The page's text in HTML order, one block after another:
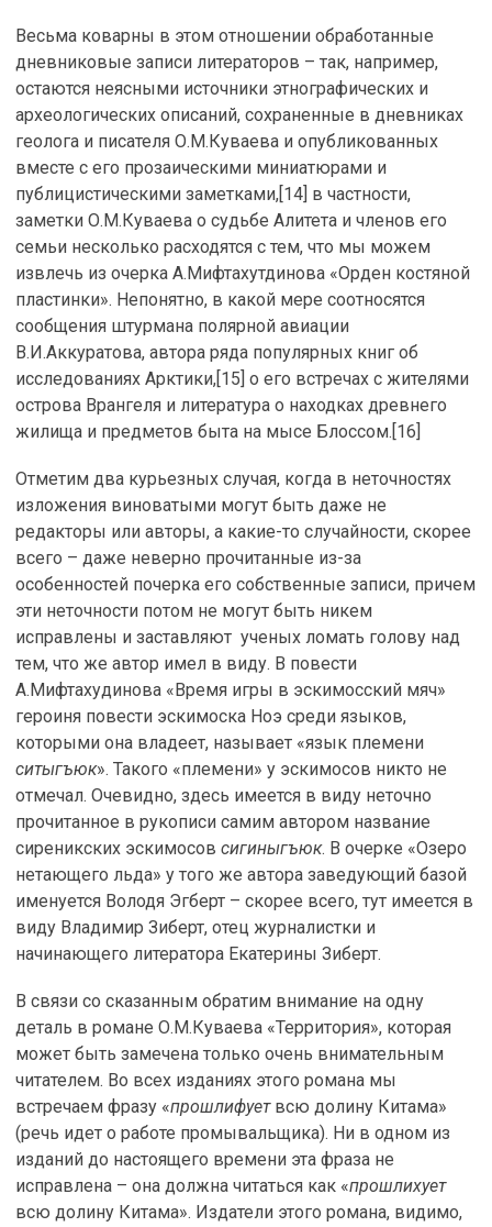
Весьма коварны в этом отношении обработанные
дневниковые записи литераторов – так, например,
остаются неясными источники этнографических и
археологических описаний, сохраненные в дневниках
геолога и писателя О.М.Куваева и опубликованных
вместе с его прозаическими миниатюрами и
публицистическими заметками,[14] в частности,
заметки О.М.Куваева о судьбе Алитета и членов его
семьи несколько расходятся с тем, что мы можем
извлечь из очерка А.Мифтахутдинова «Орден костяной
пластинки». Непонятно, в какой мере соотносятся
сообщения штурмана полярной авиации
В.И.Аккуратова, автора ряда популярных книг об
исследованиях Арктики,[15] о его встречах с жителями
острова Врангеля и литература о находках древнего
жилища и предметов быта на мысе Блоссом.[16]
Отметим два курьезных случая, когда в неточностях
изложения виноватыми могут быть даже не
редакторы или авторы, а какие-то случайности, скорее
всего – даже неверно прочитанные из-за
особенностей почерка его собственные записи, причем
эти неточности потом не могут быть никем
исправлены и заставляют ученых ломать голову над
тем, что же автор имел в виду. В повести
А.Мифтахудинова «Время игры в эскимосский мяч»
героиня повести эскимоска Ноэ среди языков,
которыми она владеет, называет «язык племени
ситыгъюк». Такого «племени» у эскимосов никто не
отмечал. Очевидно, здесь имеется в виду неточно
прочитанное в рукописи самим автором название
сиреникских эскимосов сигиныгъюк. В очерке «Озеро
нетающего льда» у того же автора заведующий базой
именуется Володя Эгберт – скорее всего, тут имеется в
виду Владимир Зиберт, отец журналистки и
начинающего литератора Екатерины Зиберт.
В связи со сказанным обратим внимание на одну
деталь в романе О.М.Куваева «Территория», которая
может быть замечена только очень внимательным
читателем. Во всех изданиях этого романа мы
встречаем фразу «прошлифуетвсю долину Китама»
(речь идет о работе промывальщика). Ни в одном из
изданий до настоящего времени эта фраза не
исправлена – она должна читаться как «прошлихует
всю долину Китама». Издатели этого романа, видимо,